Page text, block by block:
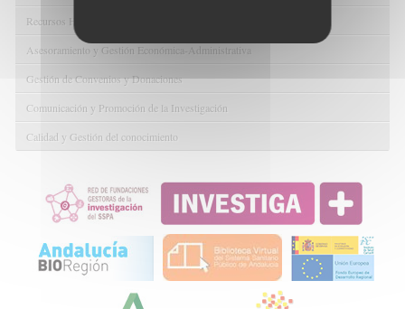
Recursos Humanos
Asesoramiento y Gestión Económica-Administrativa
Gestión de Convenios y Donaciones
Comunicación y Promoción de la Investigación
Calidad y Gestión del conocimiento